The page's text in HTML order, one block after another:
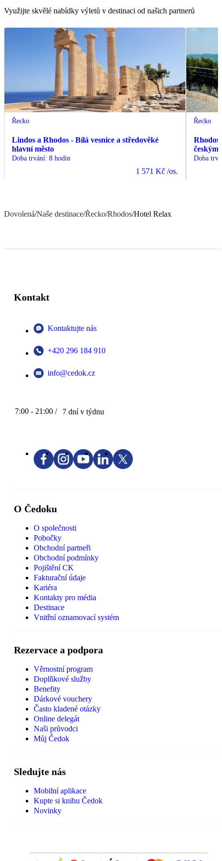
Využijte skvělé nabídky výletů v destinaci od našich partnerů
Řecko
Lindos a Rhodos - Bílá vesnice a středověké
hlavní město
Doba trvání: 8 hodin
1 571 Kč /os.
Řecko
Rhodos
českým
Doba
Dovolená/Naše destinace/Řecko/Rhodos/Hotel Relax
Kontakt
Kontaktujte nás
+420 296 184 910
info@cedok.cz
7:00 - 21:00 / 7 dní v týdnu
O Čedoku
O společnosti
Pobočky
Obchodní partneři
Obchodní podmínky
Pojištění CK
Fakturační údaje
Kariéra
Kontakty pro média
Destinace
Vnitřní oznamovací systém
Rezervace a podpora
Věrnostní program
Doplňkové služby
Benefity
Dárkové vouchery
Často kladené otázky
Online delegát
Naši průvodci
Můj Čedok
Sledujte nás
Mobilní aplikace
Kupte si knihu Čedok
Novinky